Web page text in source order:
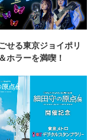
せる東京ジョイポリ
ホラーを満喫！